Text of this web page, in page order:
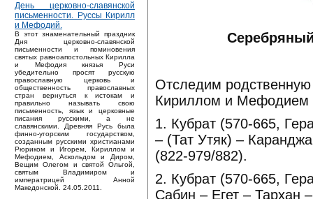
День церковно-славянской
письменности. Руссы Кирилл
и Мефодий.
В этот знаменательный праздник
Дня церковно-славянской
письменности и поминовения
святых равноапостольных Кирилла
и Мефодия князья Руси
убедительно просят русскую
православную церковь и
общественность православных
стран вернуться к истокам и
правильно называть свою
письменность, язык и церковные
писания русскими, а не
славянскими. Древняя Русь была
финно-угорским государством,
созданным русскими христианами
Рюриком и Игорем, Кириллом и
Мефодием, Аскольдом и Диром,
Вещим Олегом и святой Ольгой,
святым Владимиром и
императрицей Анной
Македонской. 24.05.2011.
Отследим
Кириллом и Мефодием
1. Кубрат (570-665,
– (Тат Утяк) –
(822-979/882).
2. Кубрат (570-665,
Сабин – Егет – Тархан